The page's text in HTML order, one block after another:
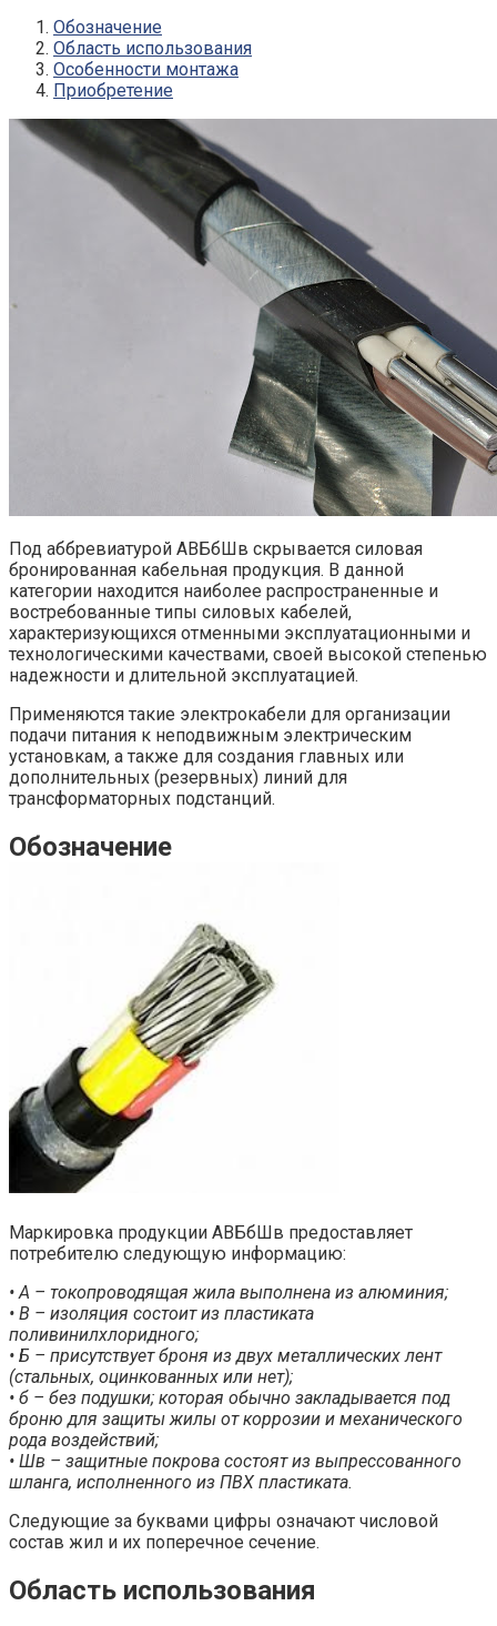
Обозначение
Область использования
Особенности монтажа
Приобретение
Под аббревиатурой АВБбШв скрывается силовая
бронированная кабельная продукция. В данной
категории находится наиболее распространенные и
востребованные типы силовых кабелей,
характеризующихся отменными эксплуатационными и
технологическими качествами, своей высокой степенью
надежности и длительной эксплуатацией.
Применяются такие электрокабели для организации
подачи питания к неподвижным электрическим
установкам, а также для создания главных или
дополнительных (резервных) линий для
трансформаторных подстанций.
Обозначение
Маркировка продукции АВБбШв предоставляет
потребителю следующую информацию:
• А – токопроводящая жила выполнена из алюминия;
• В – изоляция состоит из пластиката
поливинилхлоридного;
• Б – присутствует броня из двух металлических лент
(стальных, оцинкованных или нет);
• б – без подушки; которая обычно закладывается под
броню для защиты жилы от коррозии и механического
рода воздействий;
• Шв – защитные покрова состоят из выпрессованного
шланга, исполненного из ПВХ пластиката.
Следующие за буквами цифры означают числовой
состав жил и их поперечное сечение.
Область использования